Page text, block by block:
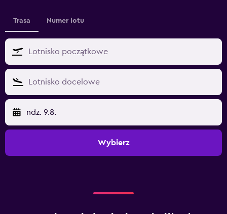
Trasa Numer lotu
ndz. 9.8.
Wybierz